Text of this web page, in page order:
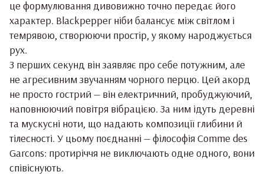
це формулювання дивовижно точно передає його
характер. Blackpepper ніби балансує між світлом і
темрявою, створюючи простір, у якому народжується
рух.
З перших секунд він заявляє про себе потужним, але
не агресивним звучанням чорного перцю. Цей акорд
не просто гострий — він електричний, пробуджуючий,
наповнюючий повітря вібрацією. За ним ідуть деревні
та мускусні ноти, що надають композиції глибини й
тілесності. У цьому поєднанні — філософія Comme des
Garcons: протиріччя не виключають одне одного, вони
співіснують.